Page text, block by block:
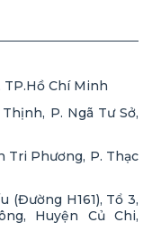
TP.Hồ Chí Minh
P. Ngã Tư Sở,
Tri Phương, P. Thạc
(Đường H161), Tổ 3,
Huyện Củ Chi,